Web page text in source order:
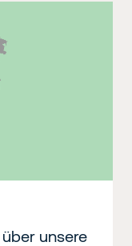
unsere